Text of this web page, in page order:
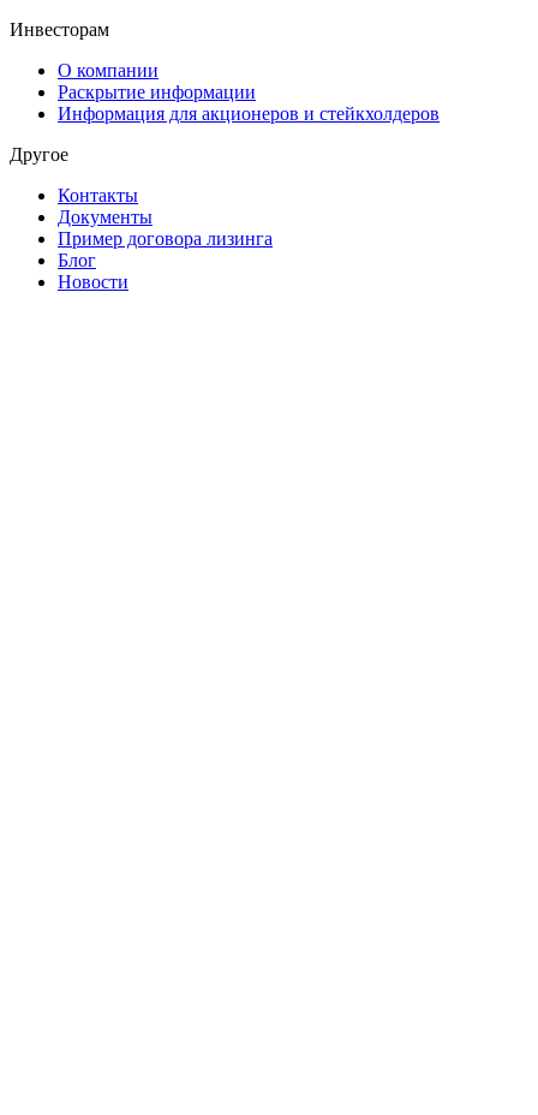
Инвесторам
О компании
Раскрытие информации
Информация для акционеров и стейкхолдеров
Другое
Контакты
Документы
Пример договора лизинга
Блог
Новости